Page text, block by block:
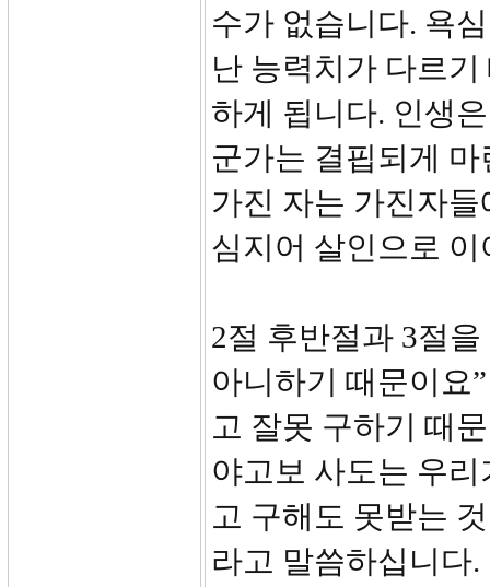
수가 없습니다. 욕
난 능력치가 다르
하게 됩니다. 인생
군가는 결핍되게
가진 자는 가진자
심지어 살인으로
2절 후반절과 3절
아니하기 때문이요
고 잘못 구하기 때
야고보 사도는 우
고 구해도 못받는
라고 말씀하십니다